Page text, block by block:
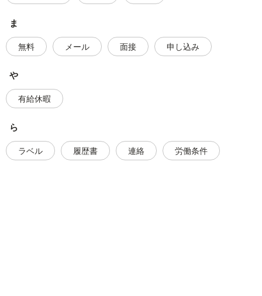
ま
無料 メール 面接 申し込み
や
有給休暇
ら
ラベル 履歴書 連絡 労働条件